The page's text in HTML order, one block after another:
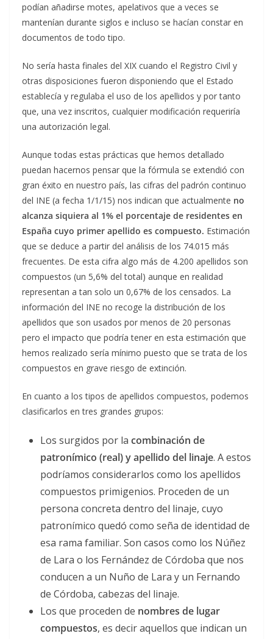
podían añadirse motes, apelativos que a veces se
mantenían durante siglos e incluso se hacían constar en
documentos de todo tipo.
No sería hasta finales del XIX cuando el Registro Civil y
otras disposiciones fueron disponiendo que el Estado
establecía y regulaba el uso de los apellidos y por tanto
que, una vez inscritos, cualquier modificación requeriría
una autorización legal.
Aunque todas estas prácticas que hemos detallado
puedan hacernos pensar que la fórmula se extendió con
gran éxito en nuestro país, las cifras del padrón continuo
del INE (a fecha 1/1/15) nos indican que actualmente no
alcanza siquiera al 1% el porcentaje de residentes en
España cuyo primer apellido es compuesto. Estimación
que se deduce a partir del análisis de los 74.015 más
frecuentes. De esta cifra algo más de 4.200 apellidos son
compuestos (un 5,6% del total) aunque en realidad
representan a tan solo un 0,67% de los censados. La
información del INE no recoge la distribución de los
apellidos que son usados por menos de 20 personas
pero el impacto que podría tener en esta estimación que
hemos realizado sería mínimo puesto que se trata de los
compuestos en grave riesgo de extinción.
En cuanto a los tipos de apellidos compuestos, podemos
clasificarlos en tres grandes grupos:
Los surgidos por la combinación de
patronímico (real) y apellido del linaje. A estos
podríamos considerarlos como los apellidos
compuestos primigenios. Proceden de un
persona concreta dentro del linaje, cuyo
patronímico quedó como seña de identidad de
esa rama familiar. Son casos como los Núñez
de Lara o los Fernández de Córdoba que nos
conducen a un Nuño de Lara y un Fernando
de Córdoba, cabezas del linaje.
Los que proceden de nombres de lugar
compuestos, es decir aquellos que indican un